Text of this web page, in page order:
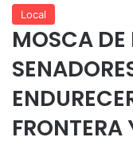
Local
MOSCA DE